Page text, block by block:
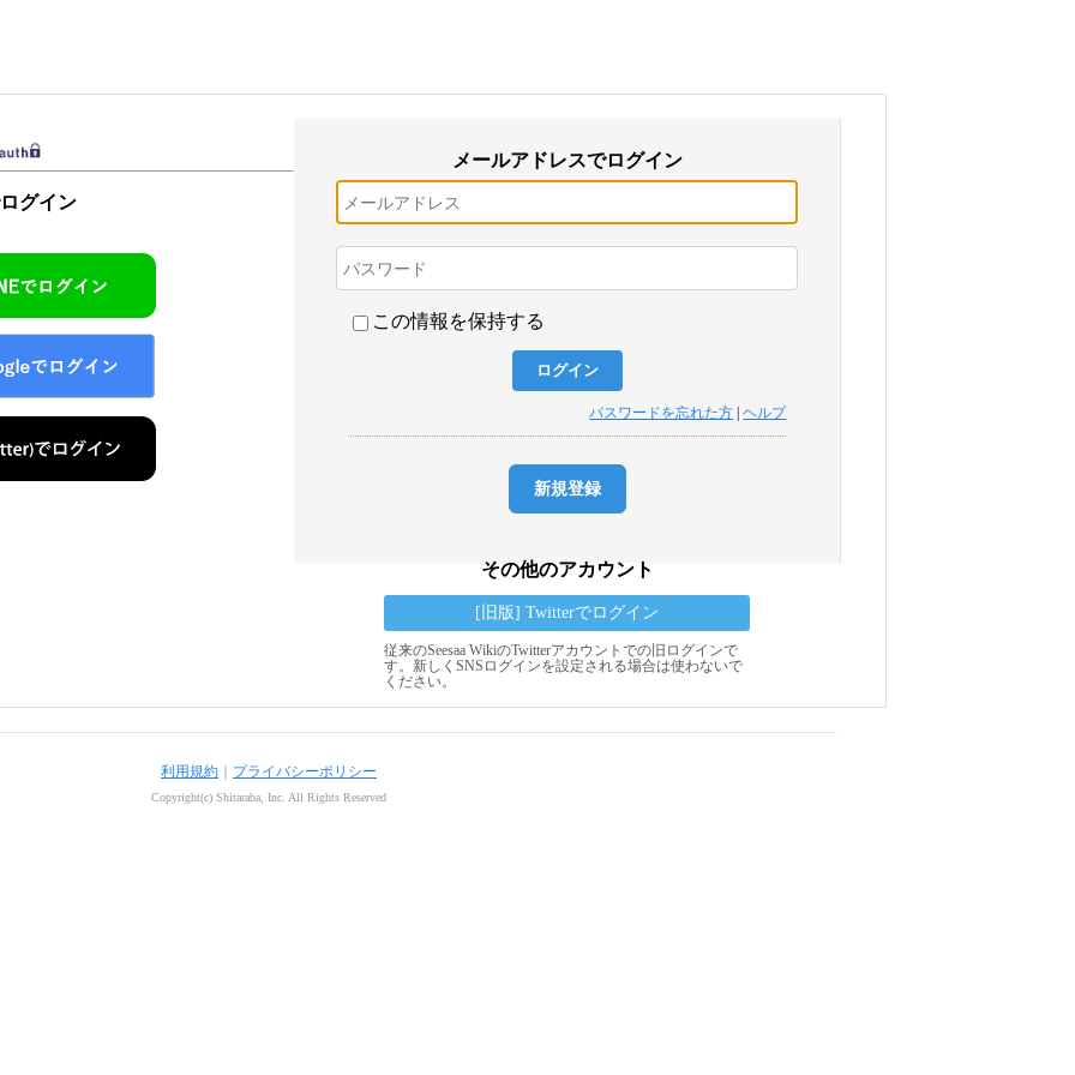
グイン
メールアドレスでログイン
この情報を保持する
パスワードを忘れた方 |ヘルプ
新規登録
その他のアカウント
[旧版] Twitterでログイン
従来のSeesaa WikiのTwitterアカウントでの旧ログインで
す。新しくSNSログインを設定される場合は使わないで
ください。
利用規約 プライバシーポリシー
Copyright(c) Shitaraba, Inc. All Rights Reserved